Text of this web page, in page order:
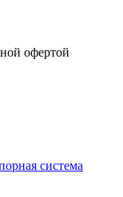
офертой
система